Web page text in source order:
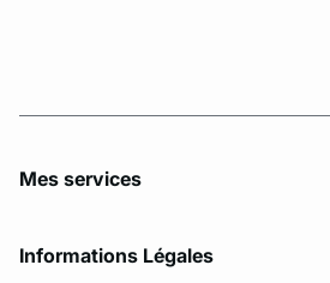
Mes services
Informations Légales